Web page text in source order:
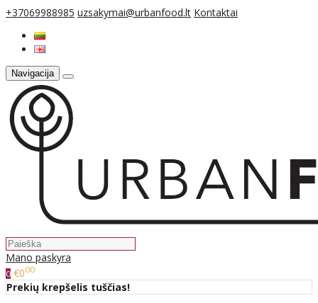
+37069988985 uzsakymai@urbanfood.lt Kontaktai
Navigacija
Mano paskyra
0 €000
Prekių krepšelis tuščias!